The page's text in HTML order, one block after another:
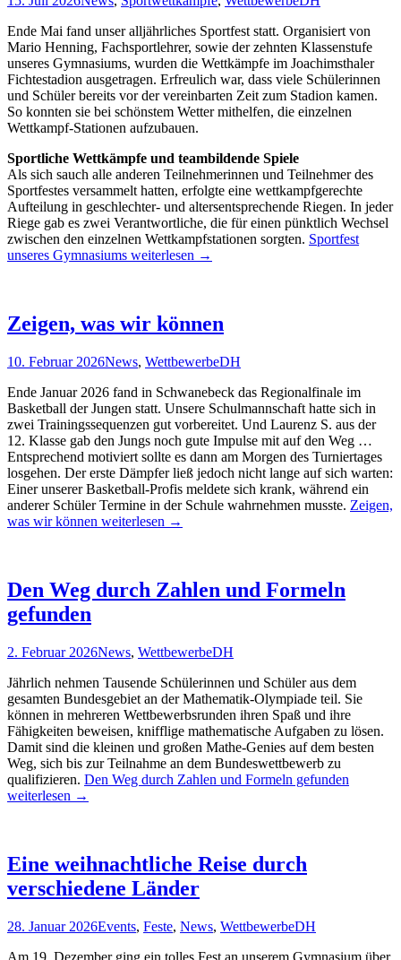
Ende Mai fand unser alljährliches Sportfest statt. Organisiert von
Mario Henning, Fachsportlehrer, sowie der zehnten Klassenstufe
unseres Gymnasiums, wurden die Wettkämpfe im Joachimsthaler
Fichtestadion ausgetragen. Erfreulich war, dass viele Schülerinnen
und Schüler bereits vor der vereinbarten Zeit zum Stadion kamen.
So konnten sie bei schönstem Wetter mithelfen, die einzelnen
Wettkampf-Stationen aufzubauen.
Sportliche Wettkämpfe und teambildende Spiele
Als sich sauch alle anderen Teilnehmerinnen und Teilnehmer des
Sportfestes versammelt hatten, erfolgte eine wettkampfgerechte
Aufteilung in geschlechter- und altersentsprechende Riegen. In jeder
Riege gab es zwei Verantwortliche, die für einen pünktlich Wechsel
zwischen den einzelnen Wettkampfstationen sorgten. Sportfest
unseres Gymnasiums weiterlesen →
Zeigen, was wir können
10. Februar 2026News, WettbewerbeDH
Ende Januar 2026 fand in Schwanebeck das Regionalfinale im
Basketball der Jungen statt. Unsere Schulmannschaft hatte sich in
zwei Trainingssequenzen gut vorbereitet. Und Laurenz S. aus der
12. Klasse gab den Jungs noch gute Impulse mit auf den Weg …
Entsprechend motiviert sollte es dann am Morgen des Turniertages
losgehen. Der erste Dämpfer ließ jedoch nicht lange auf sich warten:
Einer unserer Basketball-Profis meldete sich krank, während ein
anderer Schüler Termine in der Schule wahrnehmen musste. Zeigen,
was wir können weiterlesen →
Den Weg durch Zahlen und Formeln
gefunden
2. Februar 2026News, WettbewerbeDH
Jährlich nehmen Tausende Schülerinnen und Schüler aus dem
gesamten Bundesgebiet an der Mathematik-Olympiade teil. Sie
können in mehreren Wettbewerbsrunden ihren Spaß und ihre
Fähigkeiten beweisen, knifflige mathematische Aufgaben zu lösen.
Damit sind die kleinen und großen Mathe-Genies auf dem besten
Weg, sich bis zur Teilnahme an dem Bundeswettbewerb zu
qualifizieren. Den Weg durch Zahlen und Formeln gefunden
weiterlesen →
Eine weihnachtliche Reise durch
verschiedene Länder
28. Januar 2026Events, Feste, News, WettbewerbeDH
Am 19. Dezember ging ein tolles Fest an unserem Gymnasium über